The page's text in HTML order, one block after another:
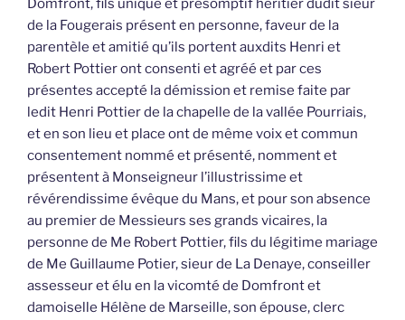
Domfront, fils unique et présomptif héritier dudit sieur
de la Fougerais présent en personne, faveur de la
parentèle et amitié qu’ils portent auxdits Henri et
Robert Pottier ont consenti et agréé et par ces
présentes accepté la démission et remise faite par
ledit Henri Pottier de la chapelle de la vallée Pourriais,
et en son lieu et place ont de même voix et commun
consentement nommé et présenté, nomment et
présentent à Monseigneur l’illustrissime et
révérendissime évêque du Mans, et pour son absence
au premier de Messieurs ses grands vicaires, la
personne de Me Robert Pottier, fils du légitime mariage
de Me Guillaume Potier, sieur de La Denaye, conseiller
assesseur et élu en la vicomté de Domfront et
damoiselle Hélène de Marseille, son épouse, clerc